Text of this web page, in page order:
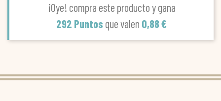
¡Oye! compra este producto y gana
292 Puntos que valen 0,88 €